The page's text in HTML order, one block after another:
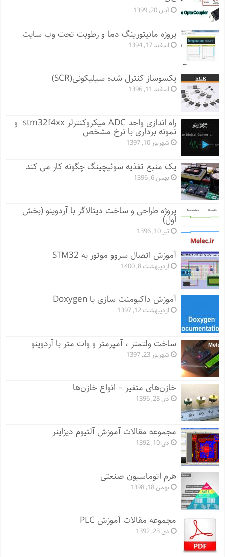
آبان 20, 1399
پروژه مانيتورينگ دما و رطوبت تحت وب سایت
اسفند 17, 1394
یکسوساز کنترل شده سیلیکونی(SCR)
اسفند 11, 1396
راه اندازی واحد ADC میکروکنترلر stm32f4xx و
نمونه برداری با نرخ مشخص
شهریور 10, 1397
یک منبع تغذیه سوئیچینگ چگونه کار می کند
بهمن 6, 1396
پروژه طراحی و ساخت دیتالاگر با آردوینو (بخش
اول)
تیر 10, 1396
آموزش اتصال سروو موتور به STM32
اردیبهشت 8, 1400
آموزش داکیومنت سازی با Doxygen
اردیبهشت 12, 1397
ساخت ولتمتر ، آمپرمتر و وات متر با آردوینو
شهریور 23, 1397
خازن‌های متغیر – انواع خازن‌ها
دی 28, 1396
مجموعه مقالات آموزش آلتیوم دیزاینر
دی 10, 1392
هرم اتوماسیون صنعتی
بهمن 18, 1398
مجموعه مقالات آموزش PLC
دی 23, 1392